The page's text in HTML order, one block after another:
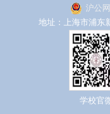
沪公
地址：上海市浦东
学校官